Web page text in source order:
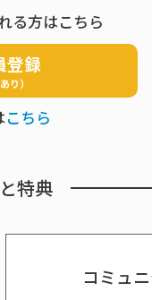
る方はこちら
登録
り）
こちら
特典
コミュ